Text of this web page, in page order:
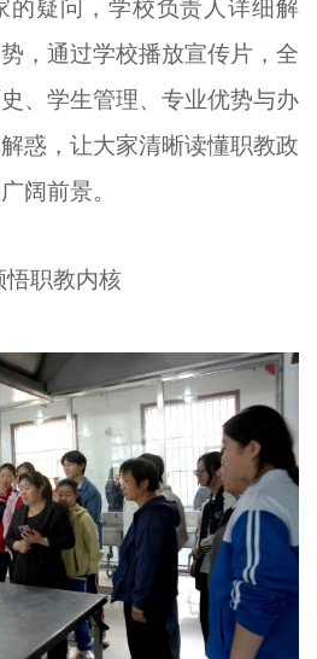
的疑问，学校负责人详细解
，通过学校播放宣传片，全
、学生管理、专业优势与办
惑，让大家清晰读懂职教政
阔前景。
职教内核